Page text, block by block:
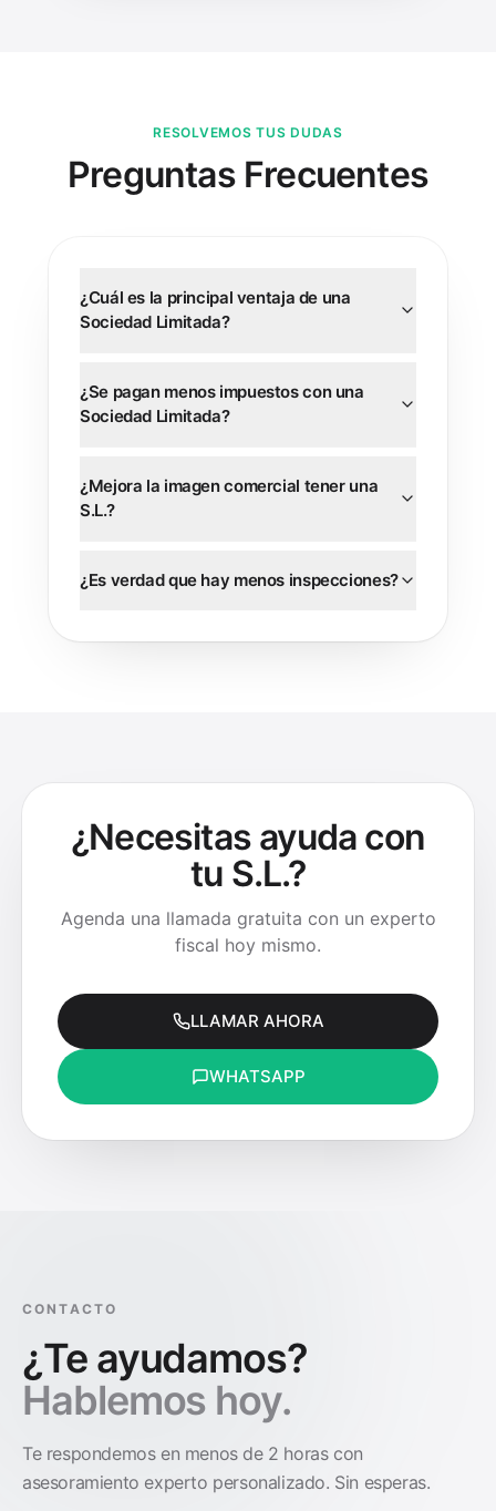
RESOLVEMOS TUS DUDAS
Preguntas Frecuentes
¿Cuál es la principal ventaja de una
Sociedad Limitada?
¿Se pagan menos impuestos con una
Sociedad Limitada?
¿Mejora la imagen comercial tener una
S.L.?
¿Es verdad que hay menos inspecciones?
¿Necesitas ayuda con
tu S.L.?
Agenda una llamada gratuita con un experto
fiscal hoy mismo.
LLAMAR AHORA
WHATSAPP
CONTACTO
¿Te ayudamos?
Hablemos hoy.
Te respondemos en menos de 2 horas con
asesoramiento experto personalizado. Sin esperas.